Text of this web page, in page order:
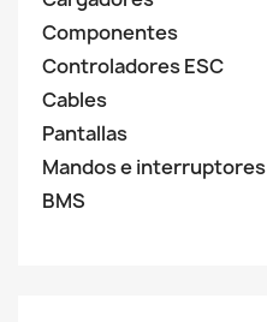
Componentes
Controladores ESC
Cables
Pantallas
Mandos e interruptores
BMS